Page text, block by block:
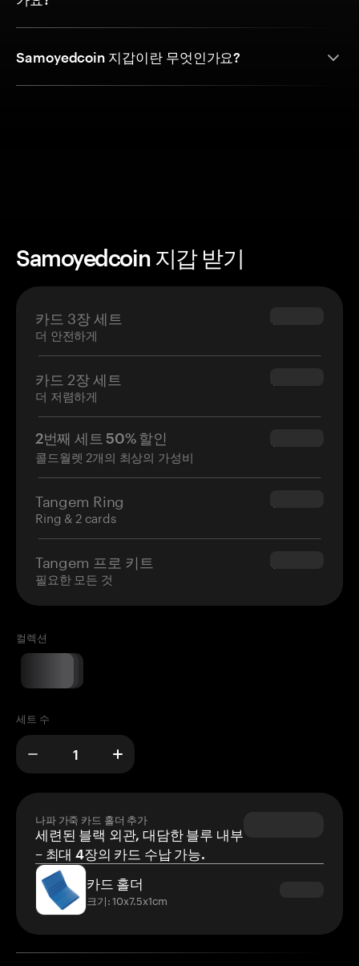
Samoyedcoin 지갑이란 무엇인가요?
Samoyedcoin 지갑 받기
카드 3장 세트
더 안전하게
$69.90
카드 2장 세트
더 저렴하게
$54.90
2번째 세트 50% 할인
콜드월렛 2개의 최상의 가성비
$34.95
Tangem Ring
Ring & 2 cards
$160.00
Tangem 프로 키트
필요한 모든 것
$180.00
컬렉션
세트 수
나파 가죽 카드 홀더 추가
세련된 블랙 외관, 대담한 블루 내부
– 최대 4장의 카드 수납 가능.
카드 홀더
크기: 10x7.5x1cm